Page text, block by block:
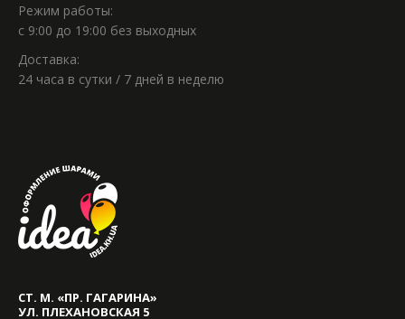
Режим работы:
с 9:00 до 19:00 без выходных
Доставка:
24 часа в сутки / 7 дней в неделю
СТ. М. «ПР. ГАГАРИНА»
УЛ. ПЛЕХАНОВСКАЯ 5